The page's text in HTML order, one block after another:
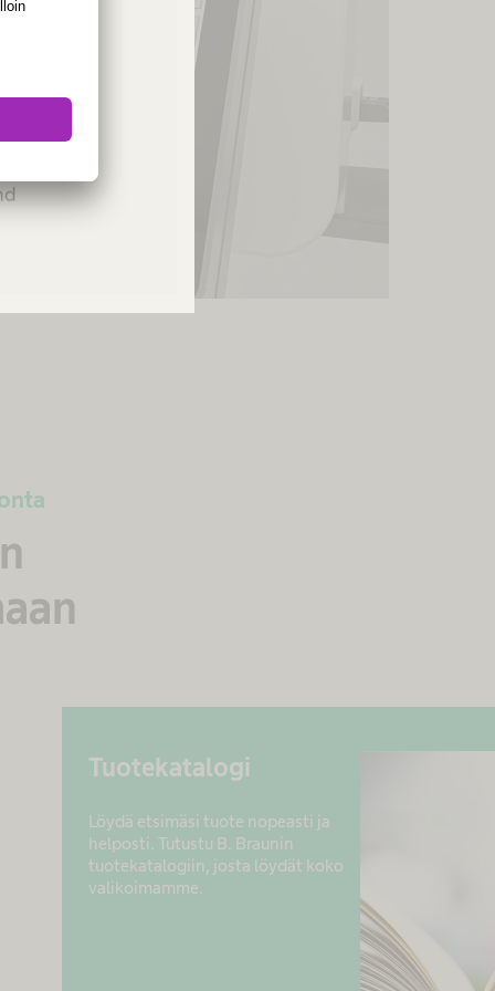
or
Tuotekatalogi
Löydä etsimäsi tuote nopeasti ja
helposti. Tutustu B. Braunin
tuotekatalogiin, josta löydät koko
valikoimamme.